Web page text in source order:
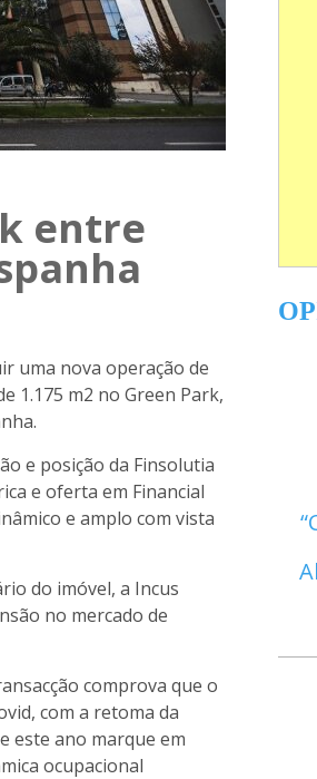
entre
uma nova operação de
1.175 m2 no Green Park,
e posição da Finsolutia
e oferta em Financial
e amplo com vista
do imóvel, a Incus
no mercado de
comprova que o
com a retoma da
este ano marque em
ocupacional